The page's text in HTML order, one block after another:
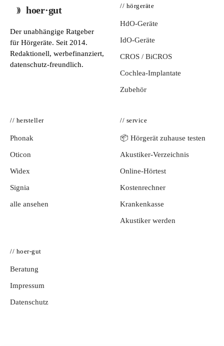
hoer·gut
Der unabhängige Ratgeber
für Hörgeräte. Seit 2014.
Redaktionell, werbefinanziert,
datenschutz-freundlich.
// hörgeräte
HdO-Geräte
IdO-Geräte
CROS / BiCROS
Cochlea-Implantate
Zubehör
// hersteller
Phonak
Oticon
Widex
Signia
alle ansehen
// service
📦 Hörgerät zuhause testen
Akustiker-Verzeichnis
Online-Hörtest
Kostenrechner
Krankenkasse
Akustiker werden
// hoer-gut
Beratung
Impressum
Datenschutz